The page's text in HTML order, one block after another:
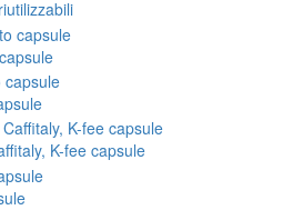
K-fee capsule